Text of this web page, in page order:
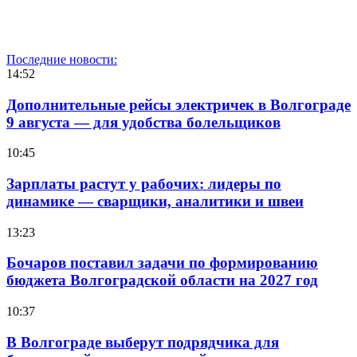
Последние новости:
14:52
Дополнительные рейсы электричек в Волгограде
9 августа — для удобства болельщиков
10:45
Зарплаты растут у рабочих: лидеры по
динамике — сварщики, аналитики и швеи
13:23
Бочаров поставил задачи по формированию
бюджета Волгоградской области на 2027 год
10:37
В Волгограде выберут подрядчика для